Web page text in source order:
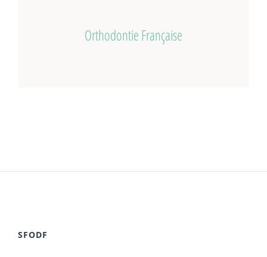
Orthodontie Française
SFODF